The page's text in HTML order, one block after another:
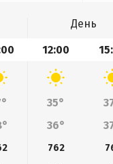
День
12:00
35°
36°
762